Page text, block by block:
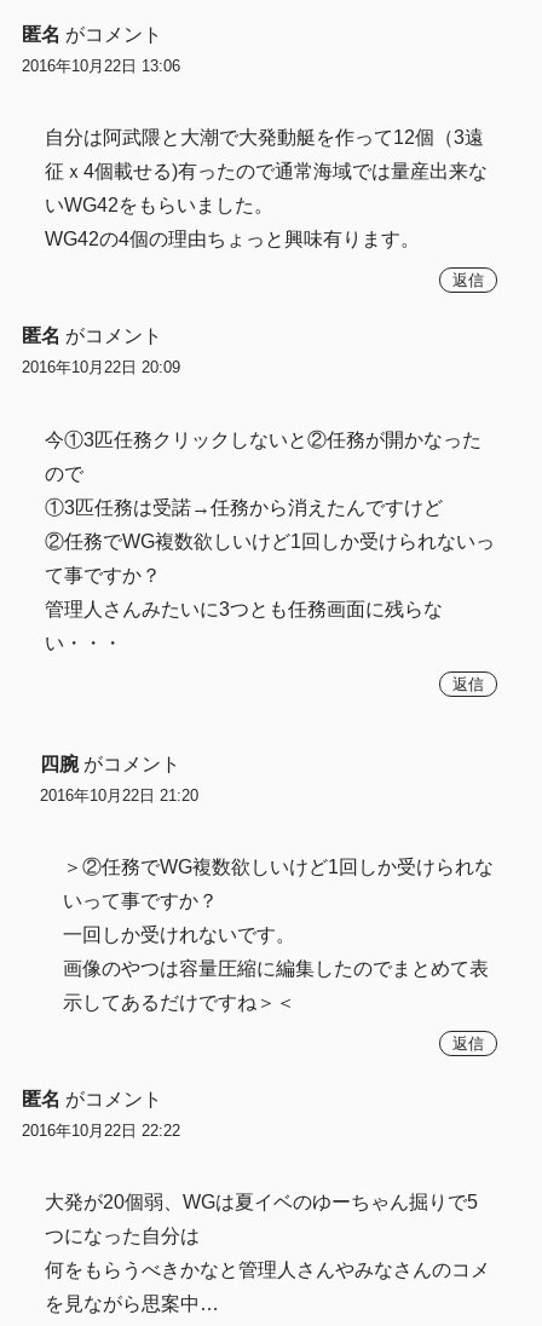
匿名 がコメント
2016年10月22日 13:06
自分は阿武隈と大潮で大発動艇を作って12個（3遠
征ｘ4個載せる)有ったので通常海域では量産出来な
いWG42をもらいました。
WG42の4個の理由ちょっと興味有ります。
返信
匿名 がコメント
2016年10月22日 20:09
今①3匹任務クリックしないと②任務が開かなった
ので
①3匹任務は受諾→任務から消えたんですけど
②任務でWG複数欲しいけど1回しか受けられないっ
て事ですか？
管理人さんみたいに3つとも任務画面に残らな
い・・・
返信
四腕 がコメント
2016年10月22日 21:20
＞②任務でWG複数欲しいけど1回しか受けられな
いって事ですか？
一回しか受けれないです。
画像のやつは容量圧縮に編集したのでまとめて表
示してあるだけですね＞＜
返信
匿名 がコメント
2016年10月22日 22:22
大発が20個弱、WGは夏イベのゆーちゃん掘りで5
つになった自分は
何をもらうべきかなと管理人さんやみなさんのコメ
を見ながら思案中…